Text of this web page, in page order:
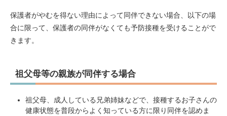
保護者がやむを得ない理由によって同伴できない場合、以下の場
合に限って、保護者の同伴がなくても予防接種を受けることがで
きます。
祖父母等の親族が同伴する場合
祖父母、成人している兄弟姉妹などで、接種するお子さんの
健康状態を普段からよく知っている方に限り同伴を認めま